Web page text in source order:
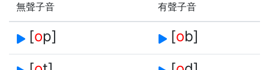
無聲子音 有聲子音
[op] [ob]